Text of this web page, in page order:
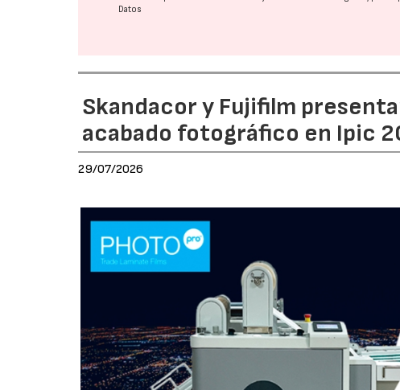
Datos
Skandacor y Fujifilm
acabado fotográfico en Ipic
29/07/2026